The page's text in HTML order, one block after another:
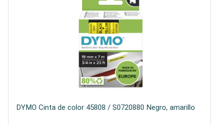
DYMO Cinta de color 45808 / S0720880 Negro, amarillo